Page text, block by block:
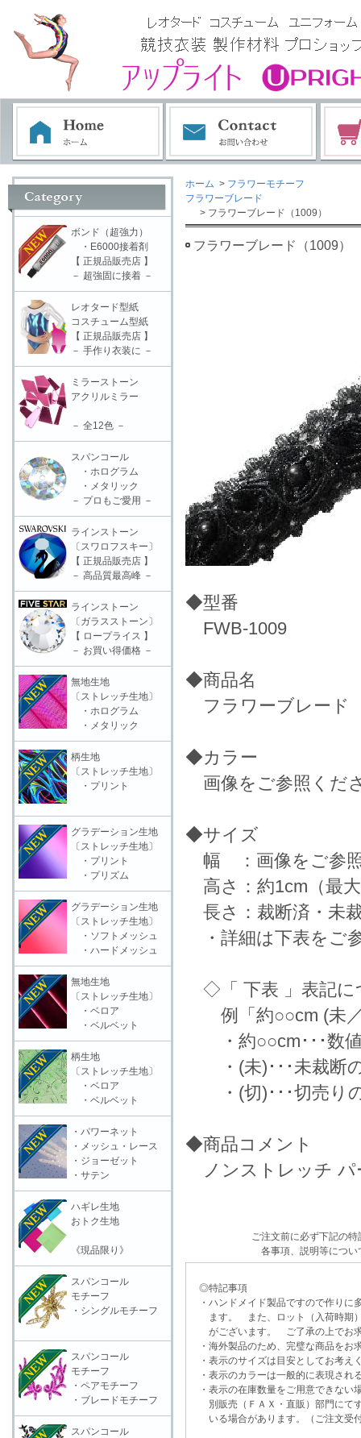
ホーム > フラワーモチーフ
フラワーブレード
> フラワーブレード（1009）
フラワーブレード（1009）
◆型番
FWB-1009
◆商品名
フラワーブレード
◆カラー
画像をご参照くだ
◆サイズ
幅 ：画像をご参
高さ：約1cm（最
長さ：裁断済・未
・詳細は下表をご
◇「 下表 」表記に
例「約○○cm (未／
・約○○cm･･･数値
・(未)･･･未裁断
・(切)･･･切売り
◆商品コメント
ノンストレッチ パ
ご注文前に必ず下記の
各事項、説明等につい
◎特記事項
・ハンドメイド製品ですので作りに
ます。 また、ロット（入荷時期）
がございます。 ご了承の上でお求
・海外製品のため、完璧な商品をお
・表示のサイズは目安としてお考え
・表示のカラーは一般的に表現され
・表示の在庫数量をご用意できな
別販売（ＦＡＸ・直販）部門にて
いる場合があります。（ご注文受
ボンド（超強力）
・E6000接着剤
【 正規品販売店 】
－ 超強固に接着 －
レオタード型紙
コスチューム型紙
【 正規品販売店 】
－ 手作り衣装に －
ミラーストーン
アクリルミラー
－ 全12色 －
スパンコール
・ホログラム
・メタリック
－ プロもご愛用 －
ラインストーン
〔スワロフスキー〕
【 正規品販売店 】
－ 高品質最高峰 －
ラインストーン
〔ガラスストーン〕
【 ロープライス 】
－ お買い得価格 －
無地生地
〔ストレッチ生地〕
・ホログラム
・メタリック
柄生地
〔ストレッチ生地〕
・プリント
グラデーション生地
〔ストレッチ生地〕
・プリント
・プリズム
グラデーション生地
〔ストレッチ生地〕
・ソフトメッシュ
・ハードメッシュ
無地生地
〔ストレッチ生地〕
・ベロア
・ベルベット
柄生地
〔ストレッチ生地〕
・ベロア
・ベルベット
・パワーネット
・メッシュ・レース
・ジョーゼット
・サテン
ハギレ生地
おトク生地
《現品限り》
スパンコール
モチーフ
・シングルモチーフ
スパンコール
モチーフ
・ペアモチーフ
・ブレードモチーフ
スパンコール